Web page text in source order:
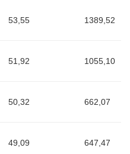
53,55 1389,52
51,92 1055,10
50,32 662,07
49,09 647,47